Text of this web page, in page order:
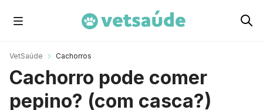
Gatos
VetSaúde Cachorros
Cachorro pode comer
pepino? (com casca?)